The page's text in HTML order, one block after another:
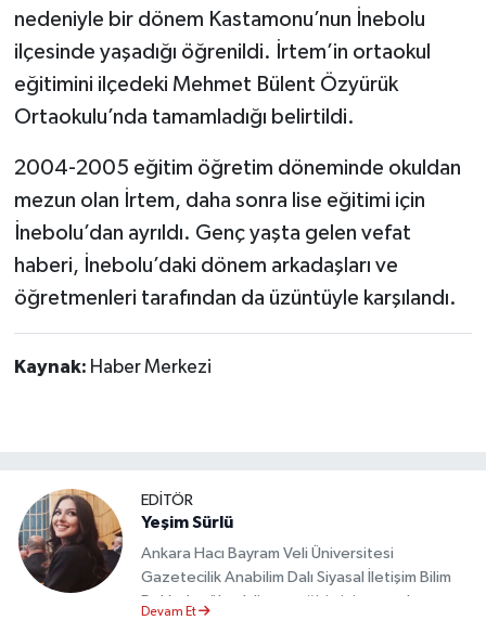
nedeniyle bir dönem Kastamonu’nun İnebolu
ilçesinde yaşadığı öğrenildi. İrtem’in ortaokul
eğitimini ilçedeki Mehmet Bülent Özyürük
Ortaokulu’nda tamamladığı belirtildi.
2004-2005 eğitim öğretim döneminde okuldan
mezun olan İrtem, daha sonra lise eğitimi için
İnebolu’dan ayrıldı. Genç yaşta gelen vefat
haberi, İnebolu’daki dönem arkadaşları ve
öğretmenleri tarafından da üzüntüyle karşılandı.
Kaynak: Haber Merkezi
EDİTÖR
Yeşim Sürlü
Ankara Hacı Bayram Veli Üniversitesi
Gazetecilik Anabilim Dalı Siyasal İletişim Bilim
Dalı’nda yüksek lisans eğitimini tamamlamıştır.
Devam Et